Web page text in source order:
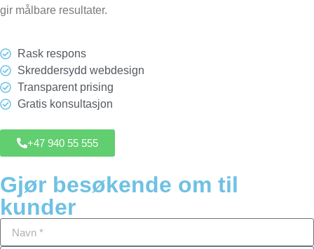
gir målbare resultater.
Rask respons
Skreddersydd webdesign
Transparent prising
Gratis konsultasjon
+47 940 55 555
Gjør besøkende om til
kunder